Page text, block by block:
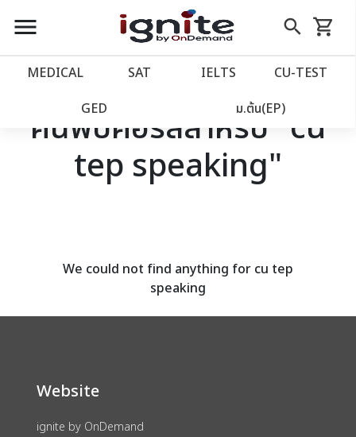
close
account_balance หน้าแรก
เว็บไซต์อิกไนท์
โปรโมชั่น
menu search
Skip
to
shopping_cart
รถเข็น
MEDICAL SAT IELTS CU‑TEST
GED ม.ต้น(EP)
ค้นพบคอร์สสำหรับ "cu
tep speaking"
We could not find anything for cu tep
speaking
Website
ignite by OnDemand